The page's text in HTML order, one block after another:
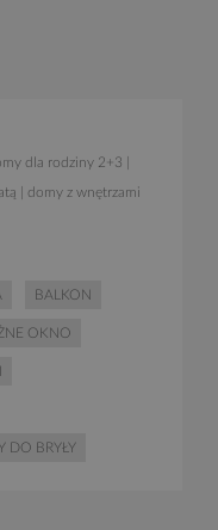
dla rodziny 2+3
domy z wnętrzami
BALKON
OKNO
DO BRYŁY